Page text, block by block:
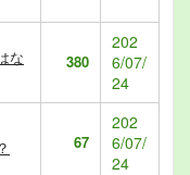
な
380
202
6/07/
24
67
202
6/07/
24